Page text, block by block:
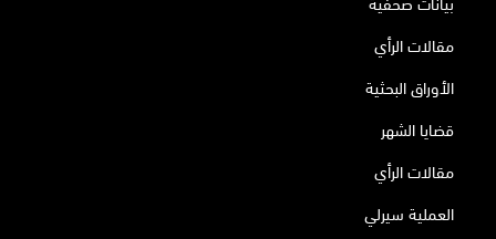
مقالات الرأي
الأوراق البحثية
قضايا الشهر
مقالات الرأي
العملية سيرلي